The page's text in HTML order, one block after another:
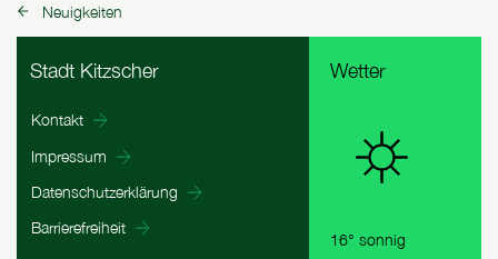
zurück zu:
Neuigkeiten
Fußbereich Informationen
Stadt Kitzscher
Kontakt
Impressum
Datenschutzerklärung
Barrierefreiheit
Wetter
16° sonnig